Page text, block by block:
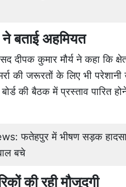
ने बताई अहमियत
दीपक कुमार मौर्य ने कहा कि
की जरूरतों के लिए भी परेशानी
की बैठक में प्रस्ताव पारित
फतेहपुर में भीषण सड़क हादसा,
बचे
की रही मौजूदगी